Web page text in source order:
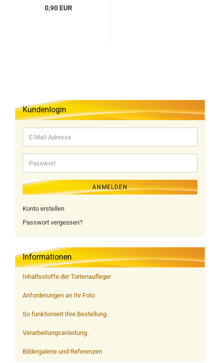
0,90 EUR
Kundenlogin
E-
Mail-
Adresse
Passwort
ANMELDEN
Konto erstellen
Passwort vergessen?
Informationen
Inhaltsstoffe der Tortenaufleger
Anforderungen an Ihr Foto
So funktioniert Ihre Bestellung
Verarbeitungsanleitung
Bildergalerie und Referenzen